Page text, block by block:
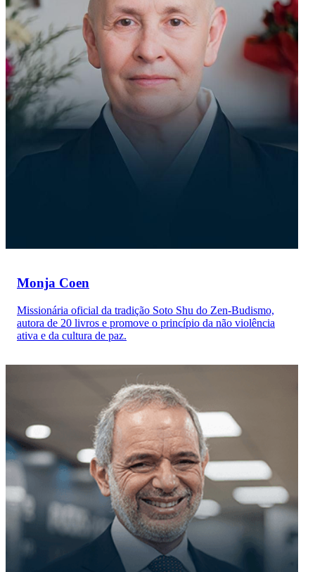
Monja Coen
Missionária oficial da tradição Soto Shu do Zen-Budismo,
autora de 20 livros e promove o princípio da não violência
ativa e da cultura de paz.